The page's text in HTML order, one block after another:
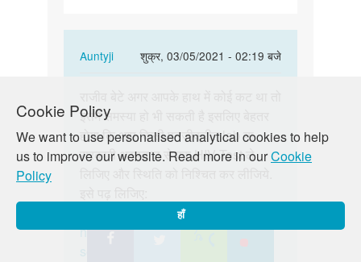
Cookie Policy
We want to use personalised analytical cookies to help
us to improve our website. Read more in ourCookie
Policy
हाँ
Auntyji
शुक्र, 03/05/2021 - 02:19 बजे
In
बार
एचआईवी
Rajeev
बेटे
अगर
आपके
इसमें समस्या हो भी सकती है इसलिए बेहतर
होगा कि आप किसी पनजीक्रीत lab या
सरकारी अस्पताल से एक HIV Test ले
https://lovematters.in/hi/resource/hiv
https://lovematters.in/hi/safe-
sex/stdsstis/hivaids-top-five-facts